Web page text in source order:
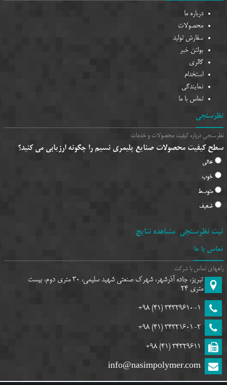
درباره ما
محصولات
سفارش تولید
بولتن خبر
گالری
استخدام
نمایندگی
تماس با ما
نظرسنجی
نظرسنجی درباره کیفیت محصولات و خدمات
سطح کیفیت محصولات صنایع پلیمری نسیم را چگونه ارزیابی می کنید؟
عالی
خوب
متوسط
ضعیف
ثبت نظرسنجی مشاهده نتایج
تماس با ما
راههای تماس با شرکت
تبریز، جاده آذرشهر، شهرک صنعتی شهید سلیمی، 30 متری دوم، بیست
متری 24
34329610-1
(41) 98+
34321601-2
(41) 98+
34329611
(41) 98+
info@nasimpolymer.com